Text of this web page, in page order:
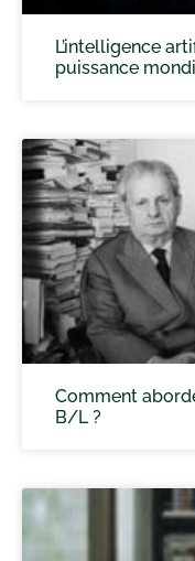
L’intelligence
puissance
Comment
B/L ?